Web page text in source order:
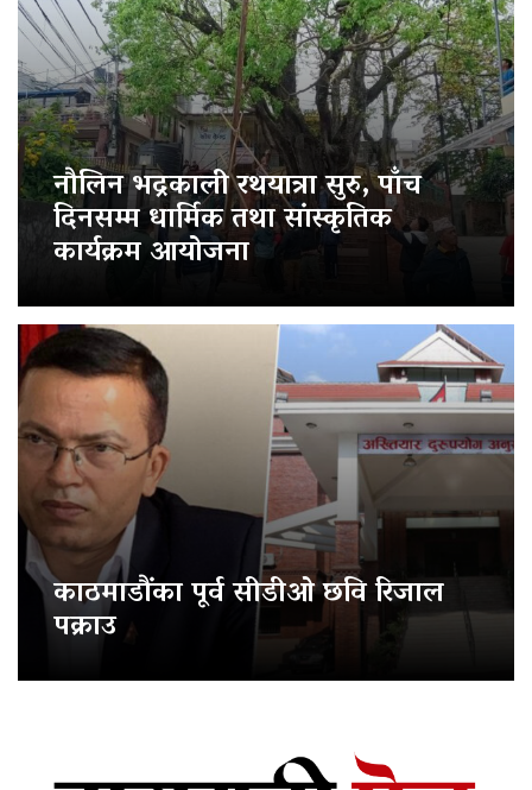
नौलिन भद्रकाली रथयात्रा सुरु, पाँच
दिनसम्म धार्मिक तथा सांस्कृतिक
कार्यक्रम आयोजना
काठमाडौंका पूर्व सीडीओ छवि रिजाल
पक्राउ